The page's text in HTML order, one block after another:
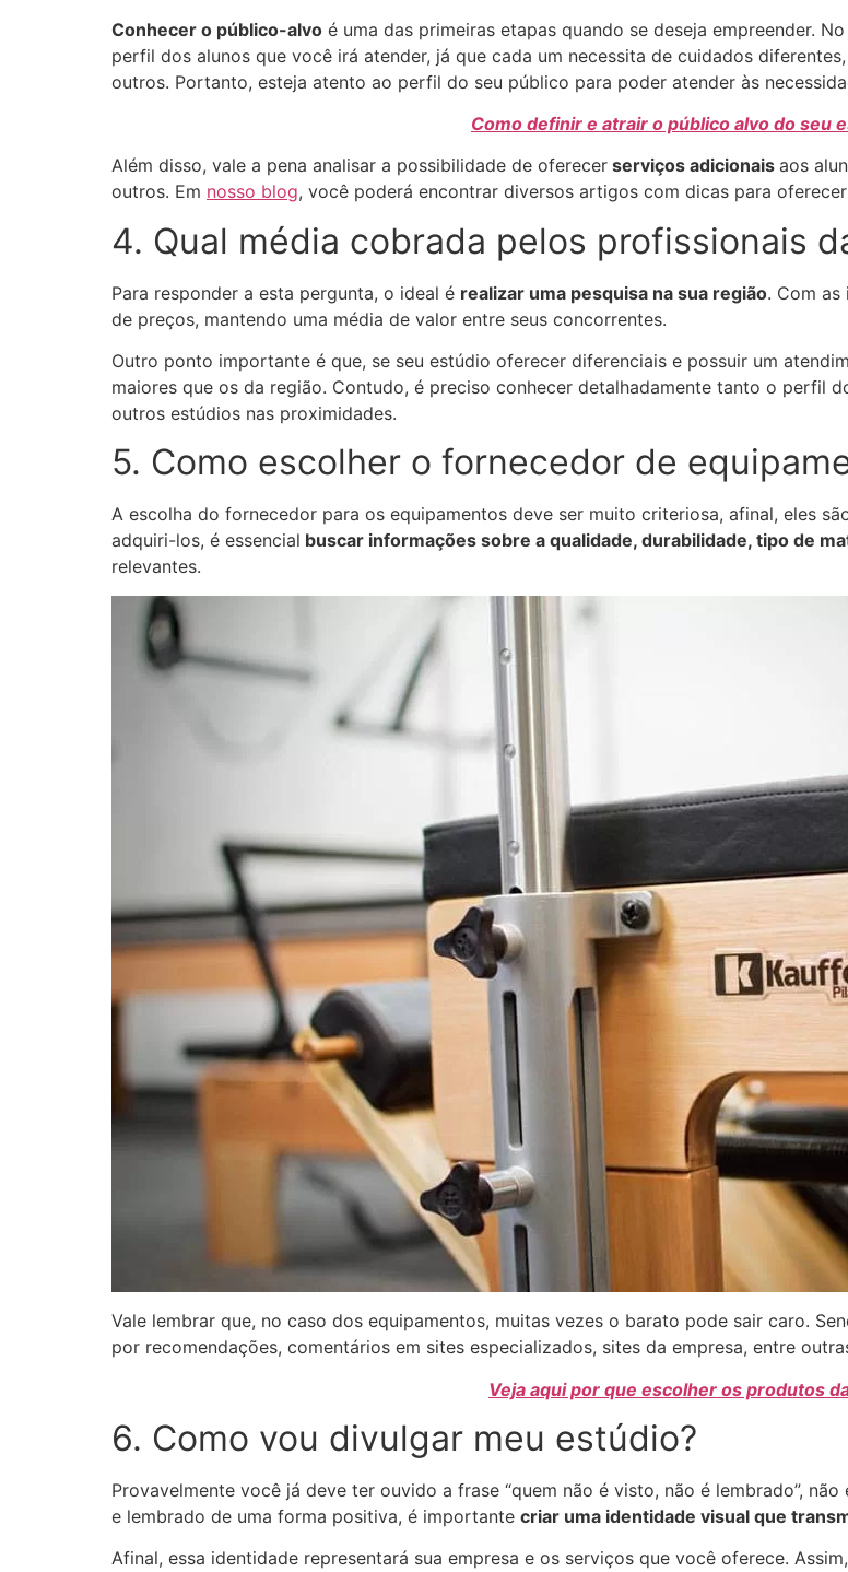
Conhecer o público-alvo é uma das primeiras etapas quando se deseja empreender.
perfil dos alunos que você irá atender, já que cada um necessita de cuidados
outros. Portanto, esteja atento ao perfil do seu público para poder atender às
Como definir e atrair o público alvo do seu
Além disso, vale a pena analisar a possibilidade de oferecer serviços adicionais aos
outros. Em nosso blog, você poderá encontrar diversos artigos com dicas para
4. Qual média cobrada pelos profissionais
Para responder a esta pergunta, o ideal é realizar uma pesquisa na sua região. Com as
de preços, mantendo uma média de valor entre seus concorrentes.
Outro ponto importante é que, se seu estúdio oferecer diferenciais e possuir um
maiores que os da região. Contudo, é preciso conhecer detalhadamente tanto o perfil
outros estúdios nas proximidades.
5. Como escolher o fornecedor de
A escolha do fornecedor para os equipamentos deve ser muito criteriosa, afinal, eles
adquiri-los, é essencial buscar informações sobre a qualidade, durabilidade, tipo de
relevantes.
Vale lembrar que, no caso dos equipamentos, muitas vezes o barato pode sair caro.
por recomendações, comentários em sites especializados, sites da empresa, entre
Veja aqui por que escolher os produtos
6. Como vou divulgar meu estúdio?
Provavelmente você já deve ter ouvido a frase “quem não é visto, não é lembrado”, não
e lembrado de uma forma positiva, é importante criar uma identidade visual que
Afinal, essa identidade representará sua empresa e os serviços que você oferece.